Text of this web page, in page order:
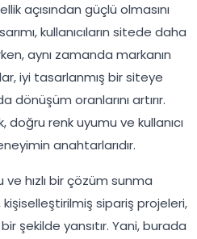
açısından güçlü olmasını
kullanıcıların sitede daha
aynı zamanda markanın
iyi tasarlanmış bir siteye
oranlarını artırır.
doğru renk uyumu ve kullanıcı
anahtarlarıdır.
ve hızlı bir çözüm sunma
sipariş projeleri,
şekilde yansıtır. Yani, burada